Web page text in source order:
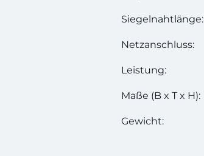
Siegelnahtlänge:
Netzanschluss:
Leistung:
Maße (B x T x H):
Gewicht: